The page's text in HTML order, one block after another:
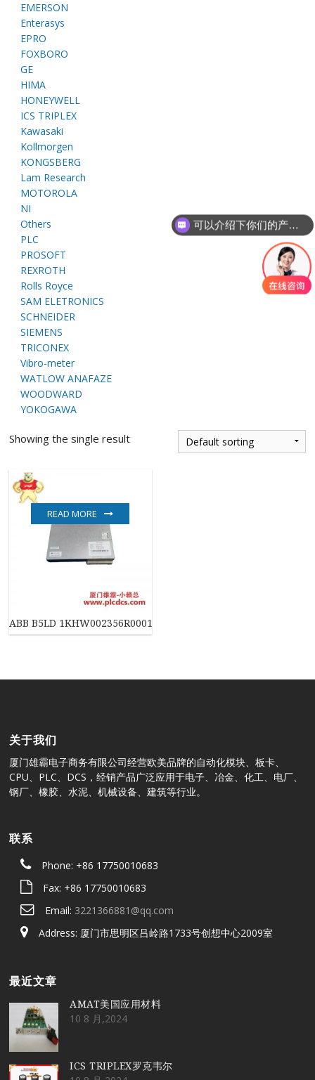
EMERSON
Enterasys
EPRO
FOXBORO
GE
HIMA
HONEYWELL
ICS TRIPLEX
Kawasaki
Kollmorgen
KONGSBERG
Lam Research
MOTOROLA
NI
Others
PLC
PROSOFT
REXROTH
Rolls Royce
SAM ELETRONICS
SCHNEIDER
SIEMENS
TRICONEX
Vibro-meter
WATLOW ANAFAZE
WOODWARD
YOKOGAWA
Showing the single result
ABB B5LD 1KHW002356R0001 控制模块
READ MORE
关于我们
厦门雄霸电子商务有限公司经营欧美品牌的自动化模块、板卡、
CPU、PLC、DCS，经销产品广泛应用于电子、冶金、化工、电厂、
钢厂、橡胶、水泥、机械设备、建筑等行业。
联系
Phone: +86 17750010683
Fax: +86 17750010683
Email: 3221366881@qq.com
Address: 厦门市思明区吕岭路1733号创想中心2009室
最近文章
AMAT美国应用材料
10 8 月,2024
ICS TRIPLEX罗克韦尔
可以介绍下你们的产品么